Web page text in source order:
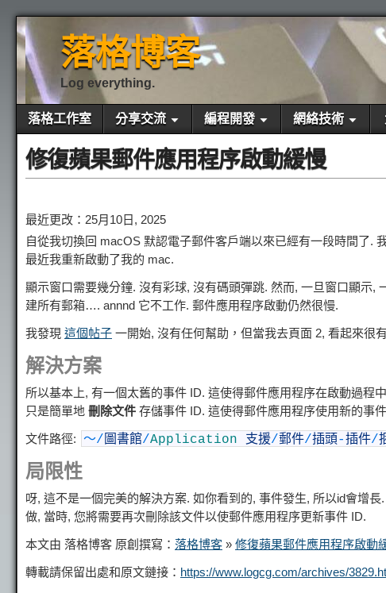
落格博客
Log everything.
落格工作室 分享交流 編程開發 網絡技術
修復蘋果郵件應用程序啟動緩慢
最近更改：25月10日, 2025
自從我切換回 macOS 默認電子郵件客戶端以來已經有一段時間了.
最近我重新啟動了我的 mac.
顯示窗口需要幾分鐘. 沒有彩球, 沒有碼頭彈跳. 然而, 一旦窗口顯示
建所有郵箱…. annnd 它不工作. 郵件應用程序啟動仍然很慢.
我發現 這個帖子 一開始, 沒有任何幫助，但當我去頁面 2, 看起來很
解決方案
所以基本上, 有一個太舊的事件 ID. 這使得郵件應用程序在啟動過程
只是簡單地 刪除文件 存儲事件 ID. 這使得郵件應用程序使用新的事
文件路徑: 〜/ 圖書館/Application 支援/郵件/插頭-插件/
局限性
呀, 這不是一個完美的解決方案. 如你看到的, 事件發生, 所以id會增
做, 當時, 您將需要再次刪除該文件以使郵件應用程序更新事件 ID.
本文由 落格博客 原創撰寫： 落格博客 » 修復蘋果郵件應用程序啟動
轉載請保留出處和原文鏈接： https://www.logcg.com/archives/